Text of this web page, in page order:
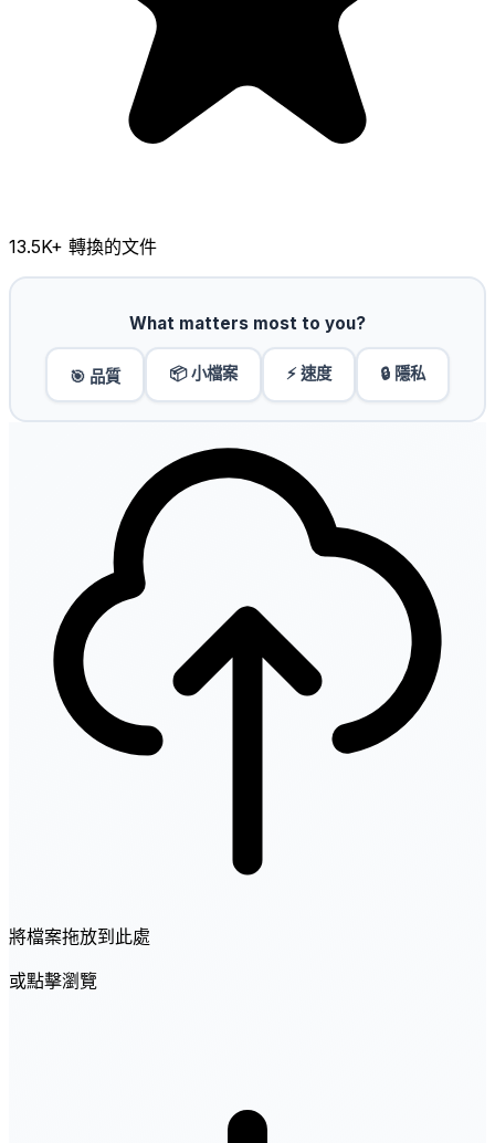
13.5K+ 轉換的文件
What matters most to you?
🎯 品質 📦 小檔案 ⚡ 速度 🔒 隱私
將檔案拖放到此處
或點擊瀏覽